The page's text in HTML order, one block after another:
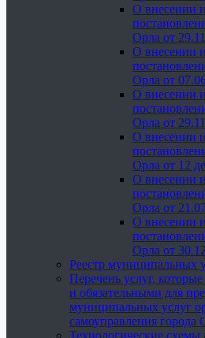
О внесении
Орла от
О внесении
Орла от
О внесении
Орла от
О внесении
Орла от 12
О внесении
Орла от
О внесении
Орла от
Реестр муниципальных
Перечень услуг,
и обязательными для
муниципальных услуг
самоуправления города
Технологические схемы